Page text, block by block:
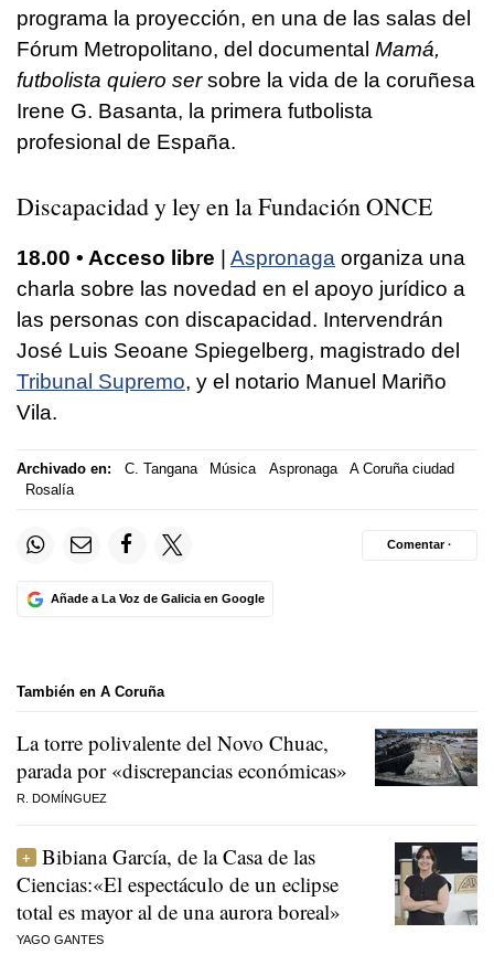
programa la proyección, en una de las salas del
Fórum Metropolitano, del documental Mamá,
futbolista quiero sersobre la vida de la coruñesa
Irene G. Basanta, la primera futbolista
profesional de España.
Discapacidad y ley en la Fundación ONCE
18.00 • Acceso libre | Aspronaga organiza una
charla sobre las novedad en el apoyo jurídico a
las personas con discapacidad. Intervendrán
José Luis Seoane Spiegelberg, magistrado del
Tribunal Supremo, y el notario Manuel Mariño
Vila.
Archivado en: C. Tangana Música Aspronaga
A Coruña ciudad
Rosalía
Añade a La Voz de Galicia en Google
Comentar ·
También en A Coruña
La torre polivalente del Novo Chuac,
parada por «discrepancias económicas»
R. DOMÍNGUEZ
Bibiana García, de la Casa de las
Ciencias:«El espectáculo de un eclipse
total es mayor al de una aurora boreal»
YAGO GANTES